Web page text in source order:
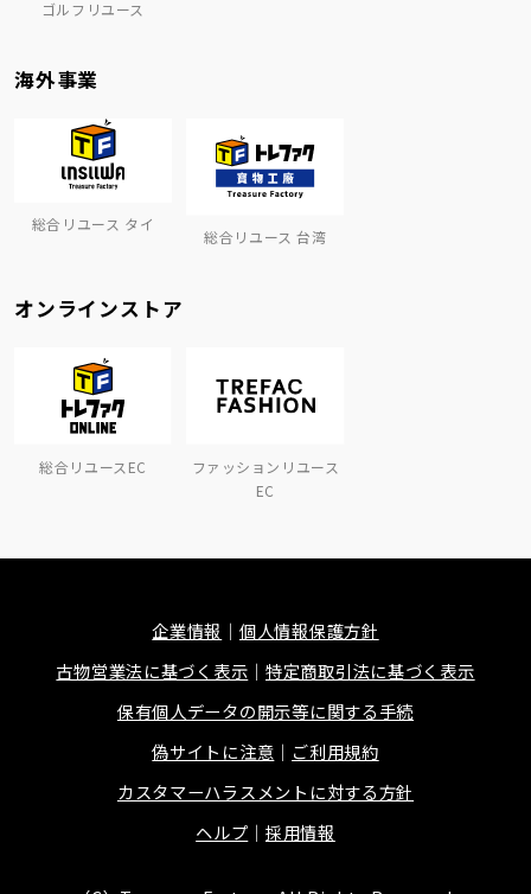
ゴルフリユース
海外事業
総合リユース タイ
総合リユース 台湾
オンラインストア
総合リユースEC
ファッションリユース
EC
企業情報
個人情報保護方針
古物営業法に基づく表示
特定商取引法に基づく表示
保有個人データの開示等に関する手続
偽サイトに注意
ご利用規約
カスタマーハラスメントに対する方針
ヘルプ
採用情報